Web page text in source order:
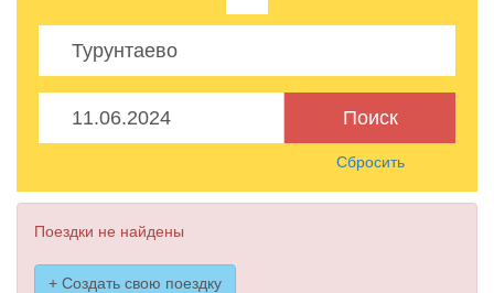
Поиск
Сбросить
Поездки не найдены
+ Создать свою поездку